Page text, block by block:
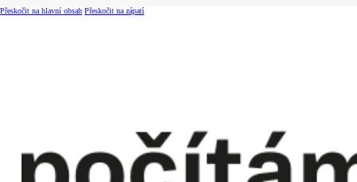
Přeskočit na hlavní obsah Přeskočit na zápatí